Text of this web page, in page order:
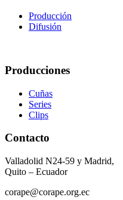
Producción
Difusión
Producciones
Cuñas
Series
Clips
Contacto
Valladolid N24-59 y Madrid,
Quito – Ecuador
corape@corape.org.ec